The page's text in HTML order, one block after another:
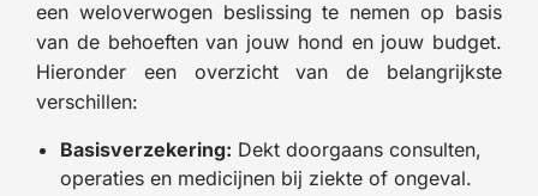
een weloverwogen beslissing te nemen op basis
van de behoeften van jouw hond en jouw budget.
Hieronder een overzicht van de belangrijkste
verschillen:
Basisverzekering: Dekt doorgaans consulten,
operaties en medicijnen bij ziekte of ongeval.